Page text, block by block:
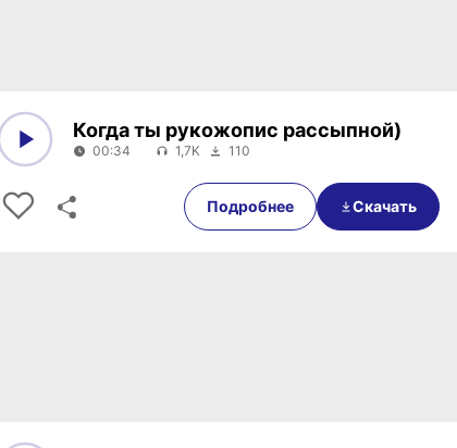
00:34
Когда ты рукожопис рассыпной)
00:34 1,7K 110
Подробнее Скачать